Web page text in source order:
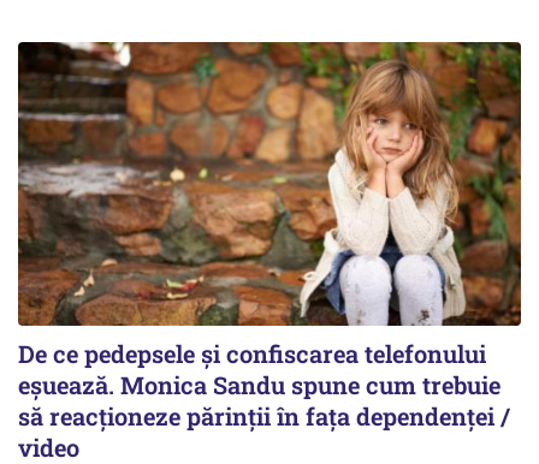
De ce pedepsele și confiscarea telefonului
eșuează. Monica Sandu spune cum trebuie
să reacționeze părinții în fața dependenței /
video